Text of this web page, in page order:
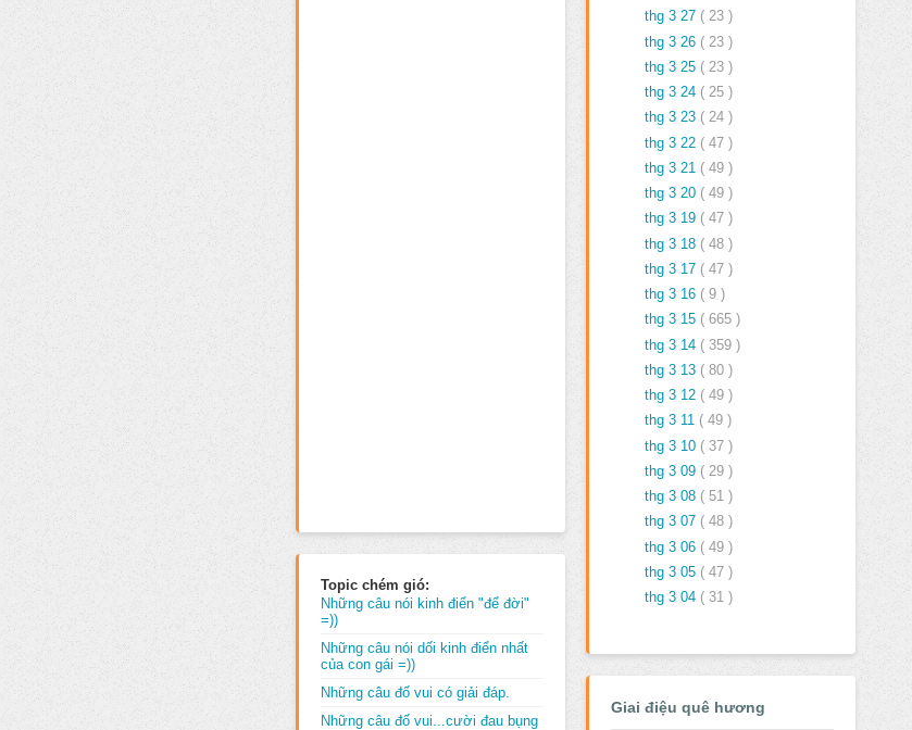
Topic chém gió:
Những câu nói kinh điển "để đời"
=))
Những câu nói dối kinh điển nhất
của con gái =))
Những câu đố vui có giải đáp.
Những câu đố vui...cười đau bụng
thg 3 27 ( 23 )
thg 3 26 ( 23 )
thg 3 25 ( 23 )
thg 3 24 ( 25 )
thg 3 23 ( 24 )
thg 3 22 ( 47 )
thg 3 21 ( 49 )
thg 3 20 ( 49 )
thg 3 19 ( 47 )
thg 3 18 ( 48 )
thg 3 17 ( 47 )
thg 3 16 ( 9 )
thg 3 15 ( 665 )
thg 3 14 ( 359 )
thg 3 13 ( 80 )
thg 3 12 ( 49 )
thg 3 11 ( 49 )
thg 3 10 ( 37 )
thg 3 09 ( 29 )
thg 3 08 ( 51 )
thg 3 07 ( 48 )
thg 3 06 ( 49 )
thg 3 05 ( 47 )
thg 3 04 ( 31 )
Giai điệu quê hương